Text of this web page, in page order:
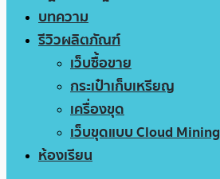
บทความ
รีวิวผลิตภัณฑ์
เว็บซื้อขาย
กระเป๋าเก็บเหรียญ
เครื่องขุด
เว็บขุดแบบ Cloud Mining
ห้องเรียน